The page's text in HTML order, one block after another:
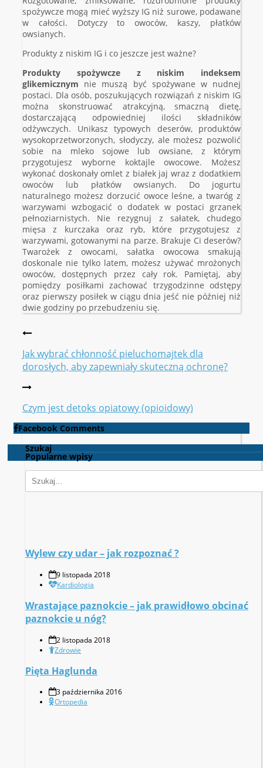
spożywcze mogą mieć wyższy IG niż surowe, podawane
w całości. Dotyczy to owoców, kaszy, płatków
owsianych.
Produkty z niskim IG i co jeszcze jest ważne?
Produkty spożywcze z niskim indeksem
glikemicznym nie muszą być spożywane w nudnej
postaci. Dla osób, poszukujących rozwiązań z niskim IG
można skonstruować atrakcyjną, smaczną dietę,
dostarczającą odpowiedniej ilości składników
odżywczych. Unikasz typowych deserów, produktów
wysokoprzetworzonych, słodyczy, ale możesz pozwolić
sobie na mleko sojowe lub owsiane, z którym
przygotujesz wyborne koktajle owocowe. Możesz
wykonać doskonały omlet z białek jaj wraz z dodatkiem
owoców lub płatków owsianych. Do jogurtu
naturalnego możesz dorzucić owoce leśne, a twaróg z
warzywami wzbogacić o dodatek w postaci grzanek
pełnoziarnistych. Nie rezygnuj z sałatek, chudego
mięsa z kurczaka oraz ryb, które przygotujesz z
warzywami, gotowanymi na parze. Brakuje Ci deserów?
Twarożek z owocami, sałatka owocowa smakują
doskonale nie tylko latem, możesz używać mrożonych
owoców, dostępnych przez cały rok. Pamiętaj, aby
pomiędzy posiłkami zachować trzygodzinne odstępy
oraz pierwszy posiłek w ciągu dnia jeść nie później niż
dwie godziny po przebudzeniu się.
Jak wybrać chłonność pieluchomajtek dla
dorosłych, aby zapewniały skuteczną ochronę?
Czym jest detoks opiatowy (opioidowy)
Facebook Comments
Szukaj
Popularne wpisy
Wylew czy udar – jak rozpoznać ?
9 listopada 2018
Kardiologia
Wrastające paznokcie – jak prawidłowo obcinać
paznokcie u nóg?
2 listopada 2018
Zdrowie
Pięta Haglunda
3 października 2016
Ortopedia